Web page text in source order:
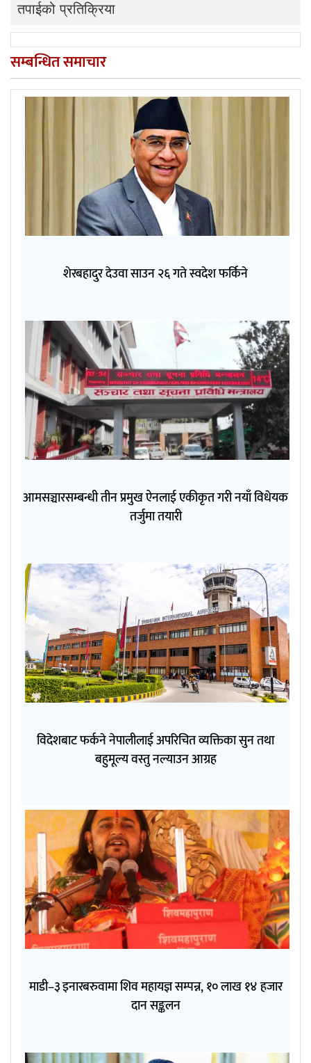
तपाईको प्रतिक्रिया
सम्बन्धित समाचार
शेरबहादुर देउवा साउन २६ गते स्वदेश फर्किने
आमसञ्चारसम्बन्धी तीन प्रमुख ऐनलाई एकीकृत गरी नयाँ विधेयक
तर्जुमा तयारी
विदेशबाट फर्कने नेपालीलाई अपरिचित व्यक्तिका सुन तथा
बहुमूल्य वस्तु नल्याउन आग्रह
माडी–३ इनारबरुवामा शिव महायज्ञ सम्पन्न, १० लाख १४ हजार
दान सङ्कलन